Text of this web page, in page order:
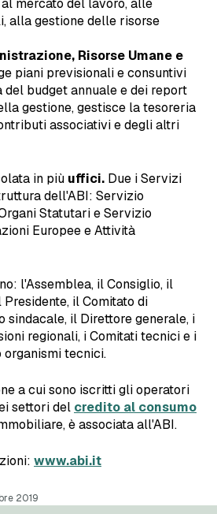
mercato del lavoro, alle
alla gestione delle risorse
Risorse Umane e
piani previsionali e consuntivi
del budget annuale e dei report
gestione, gestisce la tesoreria
associativi e degli altri
in più uffici. Due i Servizi
dell'ABI: Servizio
Statutari e Servizio
Europee e Attività
l'Assemblea, il Consiglio, il
il Comitato di
sindacale, il Direttore generale, i
regionali, i Comitati tecnici e i
organismi tecnici.
a cui sono iscritti gli operatori
settori del credito al consumo
è associata all'ABI.
www.abi.it
2019